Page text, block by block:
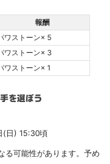
報酬
ワストーン× 5
ワストーン× 3
ワストーン× 1
を選ぼう
(日) 15:30頃
る可能性があります。予め